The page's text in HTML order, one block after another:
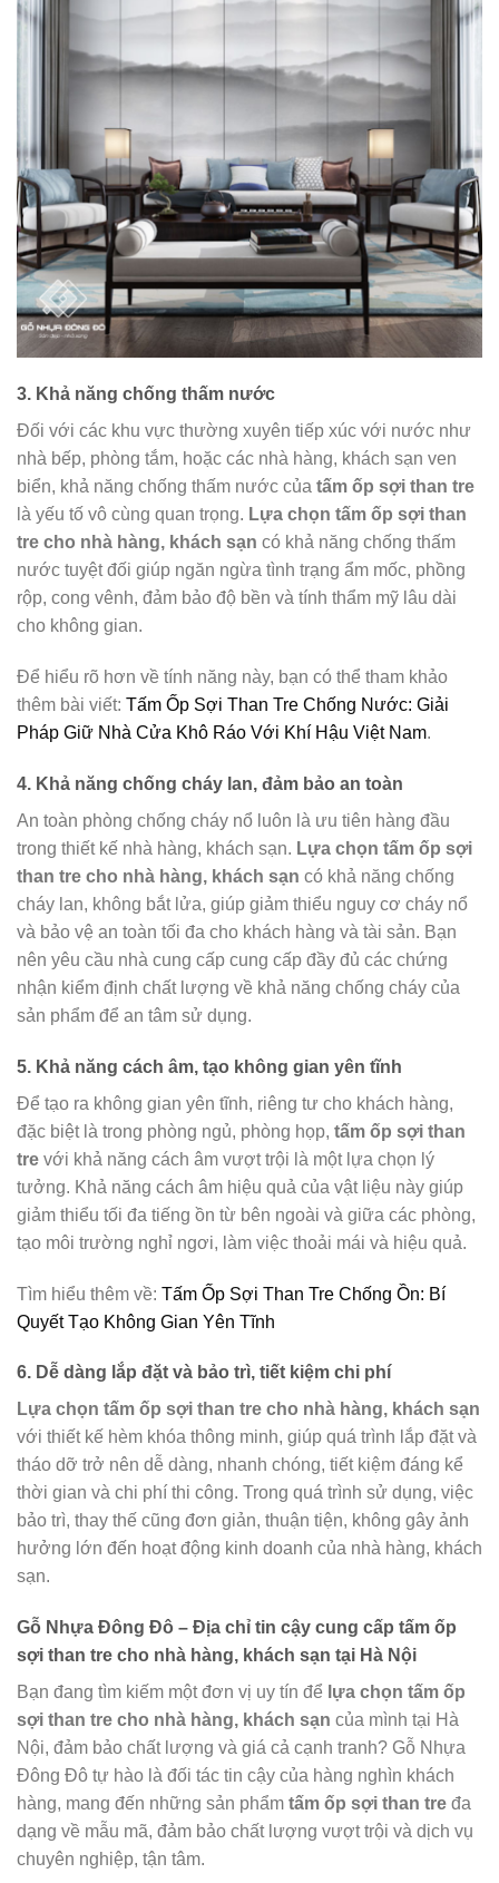
3. Khả năng chống thấm nước
Đối với các khu vực thường xuyên tiếp xúc với nước như
nhà bếp, phòng tắm, hoặc các nhà hàng, khách sạn ven
biển, khả năng chống thấm nước của tấm ốp sợi than tre
là yếu tố vô cùng quan trọng. Lựa chọn tấm ốp sợi than
tre cho nhà hàng, khách sạn có khả năng chống thấm
nước tuyệt đối giúp ngăn ngừa tình trạng ẩm mốc, phồng
rộp, cong vênh, đảm bảo độ bền và tính thẩm mỹ lâu dài
cho không gian.
Để hiểu rõ hơn về tính năng này, bạn có thể tham khảo
thêm bài viết: Tấm Ốp Sợi Than Tre Chống Nước: Giải
Pháp Giữ Nhà Cửa Khô Ráo Với Khí Hậu Việt Nam.
4. Khả năng chống cháy lan, đảm bảo an toàn
An toàn phòng chống cháy nổ luôn là ưu tiên hàng đầu
trong thiết kế nhà hàng, khách sạn. Lựa chọn tấm ốp sợi
than tre cho nhà hàng, khách sạn có khả năng chống
cháy lan, không bắt lửa, giúp giảm thiểu nguy cơ cháy nổ
và bảo vệ an toàn tối đa cho khách hàng và tài sản. Bạn
nên yêu cầu nhà cung cấp cung cấp đầy đủ các chứng
nhận kiểm định chất lượng về khả năng chống cháy của
sản phẩm để an tâm sử dụng.
5. Khả năng cách âm, tạo không gian yên tĩnh
Để tạo ra không gian yên tĩnh, riêng tư cho khách hàng,
đặc biệt là trong phòng ngủ, phòng họp, tấm ốp sợi than
tre với khả năng cách âm vượt trội là một lựa chọn lý
tưởng. Khả năng cách âm hiệu quả của vật liệu này giúp
giảm thiểu tối đa tiếng ồn từ bên ngoài và giữa các phòng,
tạo môi trường nghỉ ngơi, làm việc thoải mái và hiệu quả.
Tìm hiểu thêm về: Tấm Ốp Sợi Than Tre Chống Ồn: Bí
Quyết Tạo Không Gian Yên Tĩnh
6. Dễ dàng lắp đặt và bảo trì, tiết kiệm chi phí
Lựa chọn tấm ốp sợi than tre cho nhà hàng, khách sạn
với thiết kế hèm khóa thông minh, giúp quá trình lắp đặt và
tháo dỡ trở nên dễ dàng, nhanh chóng, tiết kiệm đáng kể
thời gian và chi phí thi công. Trong quá trình sử dụng, việc
bảo trì, thay thế cũng đơn giản, thuận tiện, không gây ảnh
hưởng lớn đến hoạt động kinh doanh của nhà hàng, khách
sạn.
Gỗ Nhựa Đông Đô – Địa chỉ tin cậy cung cấp tấm ốp
sợi than tre cho nhà hàng, khách sạn tại Hà Nội
Bạn đang tìm kiếm một đơn vị uy tín để lựa chọn tấm ốp
sợi than tre cho nhà hàng, khách sạn của mình tại Hà
Nội, đảm bảo chất lượng và giá cả cạnh tranh? Gỗ Nhựa
Đông Đô tự hào là đối tác tin cậy của hàng nghìn khách
hàng, mang đến những sản phẩm tấm ốp sợi than tre đa
dạng về mẫu mã, đảm bảo chất lượng vượt trội và dịch vụ
chuyên nghiệp, tận tâm.